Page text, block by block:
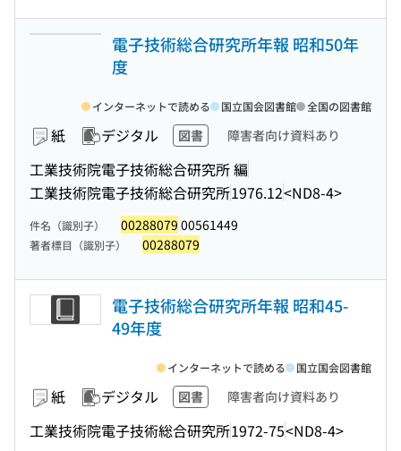
電子技術総合研究所年報 昭和50年
度
紙 デジタル 図書 障害者向け資料あり
工業技術院電子技術総合研究所 編
工業技術院電子技術総合研究所1976.12<ND8-4>
インターネットで読める 国立国会図書館 全国の図書館
件名（識別子） 00288079 00561449
著者標目（識別子） 00288079
電子技術総合研究所年報 昭和45-
49年度
紙 デジタル 図書 障害者向け資料あり
工業技術院電子技術総合研究所1972-75<ND8-4>
インターネットで読める 国立国会図書館